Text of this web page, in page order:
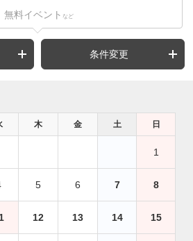
無料イベント など
条件変更
木 金 土 日
1
5 6 7 8
12 13 14 15